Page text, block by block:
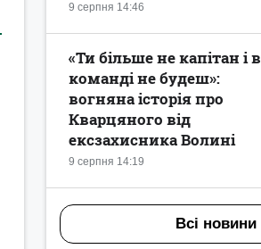
9 серпня 14:46
9 серпня 14:19
«Ти більше не капітан і в
команді не будеш»:
вогняна історія про
Кварцяного від
ексзахисника Волині
Всі новини